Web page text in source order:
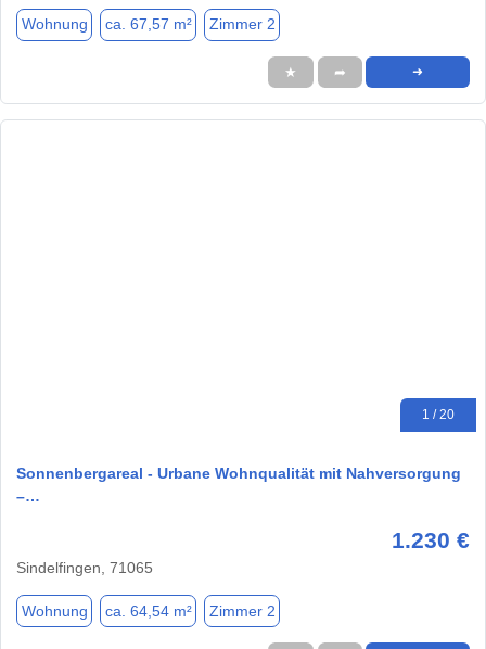
Wohnung ca. 67,57 m² Zimmer 2
★ ➦ ➜
1 / 20
Sonnenbergareal - Urbane Wohnqualität mit Nahversorgung
–…
1.230 €
Sindelfingen, 71065
Wohnung ca. 64,54 m² Zimmer 2